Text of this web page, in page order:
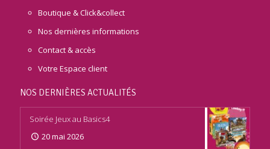
Boutique & Click&collect
Nos dernières informations
Contact & accès
Votre Espace client
NOS DERNIÈRES ACTUALITÉS
Soirée Jeux au Basics4
20 mai 2026